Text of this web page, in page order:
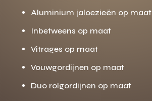
Aluminium jaloezieën op maat
Inbetweens op maat
Vitrages op maat
Vouwgordijnen op maat
Duo rolgordijnen op maat